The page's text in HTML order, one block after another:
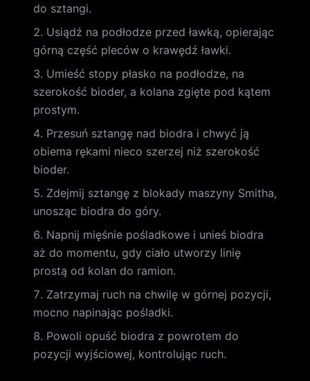
do sztangi.
Usiądź na podłodze przed ławką, opierając
górną część pleców o krawędź ławki.
Umieść stopy płasko na podłodze, na
szerokość bioder, a kolana zgięte pod kątem
prostym.
Przesuń sztangę nad biodra i chwyć ją
obiema rękami nieco szerzej niż szerokość
bioder.
Zdejmij sztangę z blokady maszyny Smitha,
unosząc biodra do góry.
Napnij mięśnie pośladkowe i unieś biodra
aż do momentu, gdy ciało utworzy linię
prostą od kolan do ramion.
Zatrzymaj ruch na chwilę w górnej pozycji,
mocno napinając pośladki.
Powoli opuść biodra z powrotem do
pozycji wyjściowej, kontrolując ruch.